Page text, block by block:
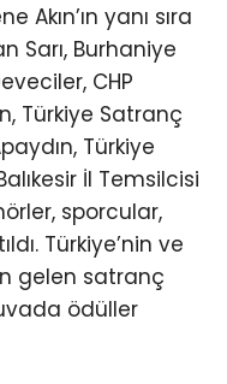
Akın’ın yanı sıra
Sarı, Burhaniye
CHP
Türkiye Satranç
Türkiye
İl Temsilcisi
sporcular,
Türkiye’nin ve
gelen satranç
ödüller